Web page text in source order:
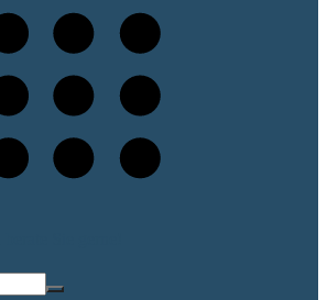
Suche